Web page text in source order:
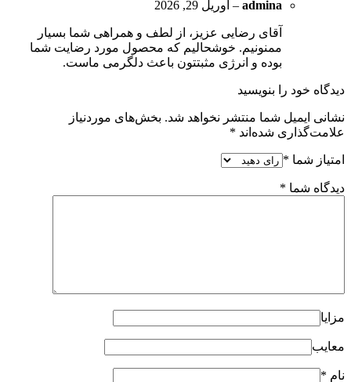
admina
– آوریل 29, 2026
آقای رضایی عزیز، از لطف و همراهی شما بسیار
ممنونیم. خوشحالیم که محصول مورد رضایت شما
بوده و انرژی مثبتتون باعث دلگرمی ماست.
دیدگاه خود را بنویسید
نشانی ایمیل شما منتشر نخواهد شد. بخش‌های موردنیاز
علامت‌گذاری شده‌اند *
امتیاز شما *
دیدگاه شما *
مزایا
معایب
نام *